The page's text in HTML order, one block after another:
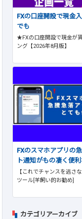
FXの口座開設で現金
でも
★FXの口座開設で現金が
ング【2026年8月版】
FXのスマホアプリの
ト通知がもの凄く便利
【これでチャンスを逃さ
ツール[羊飼い的お勧め]
カテゴリアーカイブ